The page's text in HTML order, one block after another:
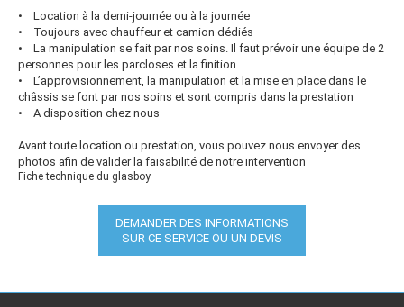
• Location à la demi-journée ou à la journée
• Toujours avec chauffeur et camion dédiés
• La manipulation se fait par nos soins. Il faut prévoir une équipe de 2
personnes pour les parcloses et la finition
• L’approvisionnement, la manipulation et la mise en place dans le
châssis se font par nos soins et sont compris dans la prestation
• A disposition chez nous
Avant toute location ou prestation, vous pouvez nous envoyer des
photos afin de valider la faisabilité de notre intervention
Fiche technique du glasboy
DEMANDER DES INFORMATIONS
SUR CE SERVICE OU UN DEVIS